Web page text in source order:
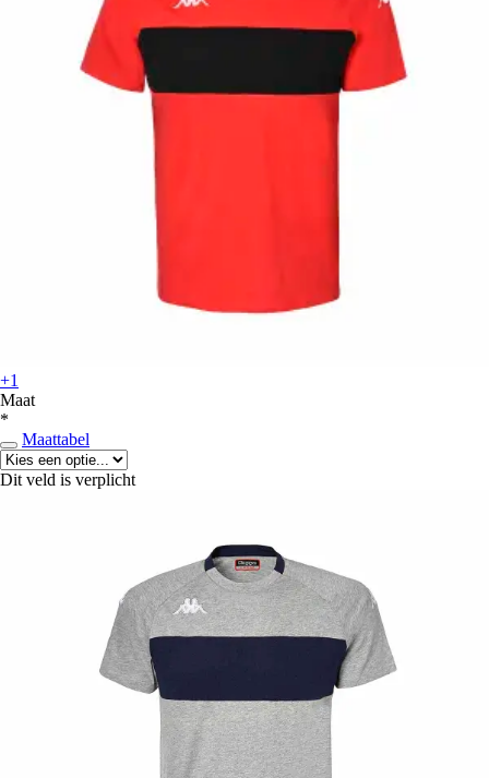
+1
Maat
*
Maattabel
Dit veld is verplicht